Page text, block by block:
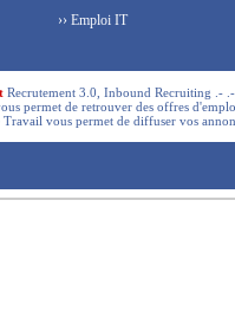
›› Emploi IT
Recrutement 3.0, Inbound Recruiting .-
permet de retrouver des offres
Travail vous permet de diffuser vos